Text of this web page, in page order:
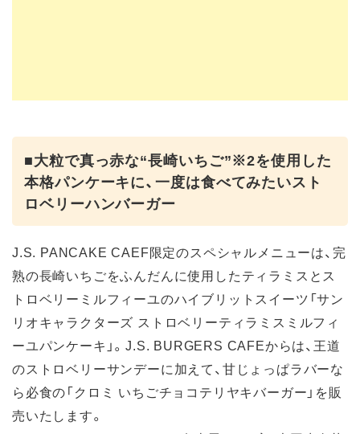
■大粒で真っ赤な“長崎いちご”※2を使用した
本格パンケーキに、一度は食べてみたいスト
ロベリーハンバーガー
J.S. PANCAKE CAEF限定のスペシャルメニューは、完
熟の長崎いちごをふんだんに使用したティラミスとス
トロベリーミルフィーユのハイブリットスイーツ「サン
リオキャラクターズ ストロベリーティラミスミルフィ
ーユパンケーキ」。J.S. BURGERS CAFEからは、王道
のストロベリーサンデーに加えて、甘じょっぱラバーな
ら必食の「クロミ いちごチョコテリヤキバーガー」を販
売いたします。